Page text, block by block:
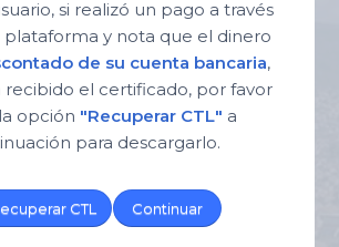
de la forma anterior
aun no recibes tu certificado, te
por la opciónDescargue CTL
2
si realizó un pago a través
plataforma y nota que el dinero
de su cuenta bancaria,
recibido el certificado, por favor
opción "Recuperar CTL" a
para descargarlo.
CTL Continuar